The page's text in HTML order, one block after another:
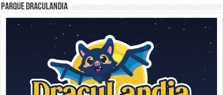
Parque Draculandia